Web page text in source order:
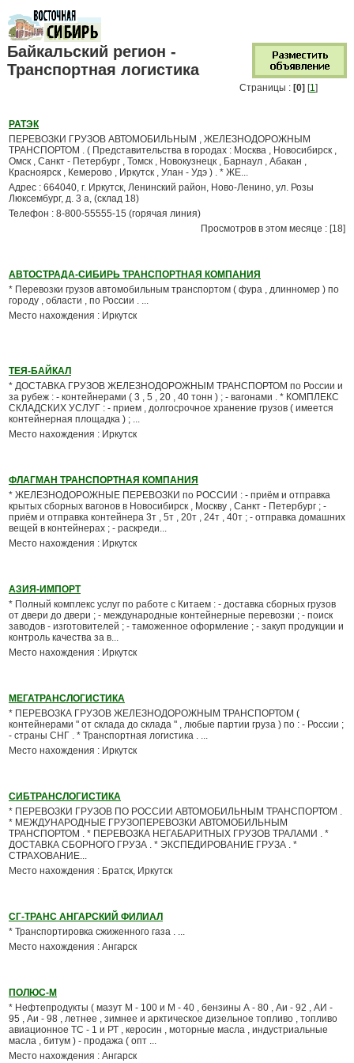
Байкальский регион -
Транспортная логистика
Страницы : [0] [1]
РАТЭК
ПЕРЕВОЗКИ ГРУЗОВ АВТОМОБИЛЬНЫМ , ЖЕЛЕЗНОДОРОЖНЫМ
ТРАНСПОРТОМ . ( Представительства в городах : Москва , Новосибирск ,
Омск , Санкт - Петербург , Томск , Новокузнецк , Барнаул , Абакан ,
Красноярск , Кемерово , Иркутск , Улан - Удэ ) . * ЖЕ...
Адрес : 664040, г. Иркутск, Ленинский район, Ново-Ленино, ул. Розы
Люксембург, д. 3 а, (склад 18)
Телефон : 8-800-55555-15 (горячая линия)
Просмотров в этом месяце : [18]
АВТОСТРАДА-СИБИРЬ ТРАНСПОРТНАЯ КОМПАНИЯ
* Перевозки грузов автомобильным транспортом ( фура , длинномер ) по
городу , области , по России . ...
Место нахождения : Иркутск
ТЕЯ-БАЙКАЛ
* ДОСТАВКА ГРУЗОВ ЖЕЛЕЗНОДОРОЖНЫМ ТРАНСПОРТОМ по России и
за рубеж : - контейнерами ( 3 , 5 , 20 , 40 тонн ) ; - вагонами . * КОМПЛЕКС
СКЛАДСКИХ УСЛУГ : - прием , долгосрочное хранение грузов ( имеется
контейнерная площадка ) ; ...
Место нахождения : Иркутск
ФЛАГМАН ТРАНСПОРТНАЯ КОМПАНИЯ
* ЖЕЛЕЗНОДОРОЖНЫЕ ПЕРЕВОЗКИ по РОССИИ : - приём и отправка
крытых сборных вагонов в Новосибирск , Москву , Санкт - Петербург ; -
приём и отправка контейнера 3т , 5т , 20т , 24т , 40т ; - отправка домашних
вещей в контейнерах ; - раскреди...
Место нахождения : Иркутск
АЗИЯ-ИМПОРТ
* Полный комплекс услуг по работе с Китаем : - доставка сборных грузов
от двери до двери ; - международные контейнерные перевозки ; - поиск
заводов - изготовителей ; - таможенное оформление ; - закуп продукции и
контроль качества за в...
Место нахождения : Иркутск
МЕГАТРАНСЛОГИСТИКА
* ПЕРЕВОЗКА ГРУЗОВ ЖЕЛЕЗНОДОРОЖНЫМ ТРАНСПОРТОМ (
контейнерами " от склада до склада " , любые партии груза ) по : - России ;
- страны СНГ . * Транспортная логистика . ...
Место нахождения : Иркутск
СИБТРАНСЛОГИСТИКА
* ПЕРЕВОЗКИ ГРУЗОВ ПО РОССИИ АВТОМОБИЛЬНЫМ ТРАНСПОРТОМ .
* МЕЖДУНАРОДНЫЕ ГРУЗОПЕРЕВОЗКИ АВТОМОБИЛЬНЫМ
ТРАНСПОРТОМ . * ПЕРЕВОЗКА НЕГАБАРИТНЫХ ГРУЗОВ ТРАЛАМИ . *
ДОСТАВКА СБОРНОГО ГРУЗА . * ЭКСПЕДИРОВАНИЕ ГРУЗА . *
СТРАХОВАНИЕ...
Место нахождения : Братск, Иркутск
СГ-ТРАНС АНГАРСКИЙ ФИЛИАЛ
* Транспортировка сжиженного газа . ...
Место нахождения : Ангарск
ПОЛЮС-М
* Нефтепродукты ( мазут М - 100 и М - 40 , бензины А - 80 , Аи - 92 , АИ -
95 , Аи - 98 , летнее , зимнее и арктическое дизельное топливо , топливо
авиационное ТС - 1 и РТ , керосин , моторные масла , индустриальные
масла , битум ) - продажа ( опт ...
Место нахождения : Ангарск